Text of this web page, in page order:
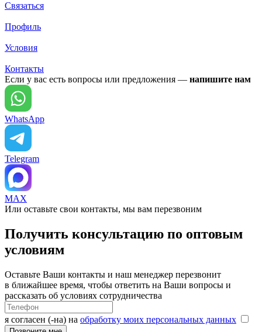
Связаться
Профиль
Условия
Контакты
Если у вас есть вопросы или предложения — напишите нам
WhatsApp
Telegram
MAX
Или оставьте свои контакты, мы вам перезвоним
Получить консультацию по оптовым
условиям
Оставьте Ваши контакты и наш менеджер перезвонит
в ближайшее время, чтобы ответить на Ваши вопросы и
рассказать об условиях сотрудничества
я согласен (-на) на обработку моих персональных данных